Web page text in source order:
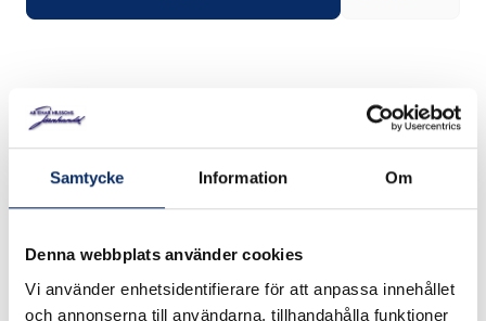
Samtycke Information Om
Denna webbplats använder cookies
Vi använder enhetsidentifierare för att anpassa innehållet
och annonserna till användarna, tillhandahålla funktioner
Broilking sprängskiss